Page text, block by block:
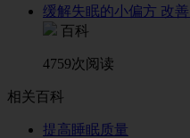
缓解失眠的小偏方 改
百科
4759次阅读
相关百科
提高睡眠质量